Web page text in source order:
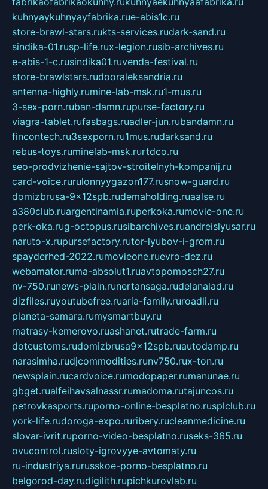
kuhnyaykuhnyayfabrika.rue-abis1c.ru
store-brawl-stars.rukts-services.rudark-sand.ru
sindika-01.rusp-life.rux-legion.rusib-archives.ru
e-abis-1-c.rusindika01.ruvenda-festival.ru
store-brawlstars.rudooraleksandria.ru
antenna-highly.rumine-lab-msk.ru1-mus.ru
3-sex-porn.ruban-damn.rupurse-factory.ru
viagra-tablet.rufasbags.ruadler-jun.rubandamn.ru
fincontech.ru3sexporn.ru1mus.rudarksand.ru
rebus-toys.ruminelab-msk.rurtdco.ru
seo-prodvizhenie-sajtov-stroitelnyh-kompanij.ru
card-voice.rurulonnyygazon177.rusnow-guard.ru
domizbrusa-9x12spb.rudemaholding.ruaalse.ru
a380club.ruargentinamia.ruperkoka.rumovie-one.ru
perk-oka.rug-octopus.rusibarchives.ruandreislyusar.ru
naruto-x.rupursefactory.rutor-lyubov-i-grom.ru
spayderhed-2022.rumovieone.ruevro-dez.ru
webamator.ruma-absolut1.ruavtopomosch27.ru
nv-750.runews-plain.runertansaga.rudelanalad.ru
dizfiles.ruyoutubefree.ruaria-family.ruroadli.ru
planeta-samara.rumysmartbuy.ru
matrasy-kemerovo.ruashanet.rutrade-farm.ru
dotcustoms.rudomizbrusa9x12spb.ruautodamp.ru
narasimha.rudjcommodities.runv750.rux-ton.ru
newsplain.rucardvoice.rumodopaper.rumanunae.ru
gbget.rualfeihavsalnassr.rumadoma.rutajuncos.ru
petrovkasports.ruporno-online-besplatno.rusplclub.ru
york-life.rudoroga-expo.ruribery.rucleanmedicine.ru
slovar-ivrit.ruporno-video-besplatno.ruseks-365.ru
ovucontrol.rusloty-igrovyye-avtomaty.ru
ru-industriya.rurusskoe-porno-besplatno.ru
belgorod-day.rudigilith.rupichkurovlab.ru